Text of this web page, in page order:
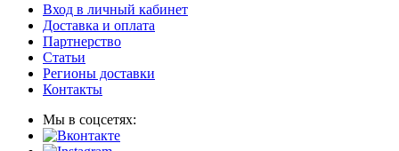
Вход в личный кабинет
Доставка и оплата
Партнерство
Статьи
Регионы доставки
Контакты
Мы в соцсетях: